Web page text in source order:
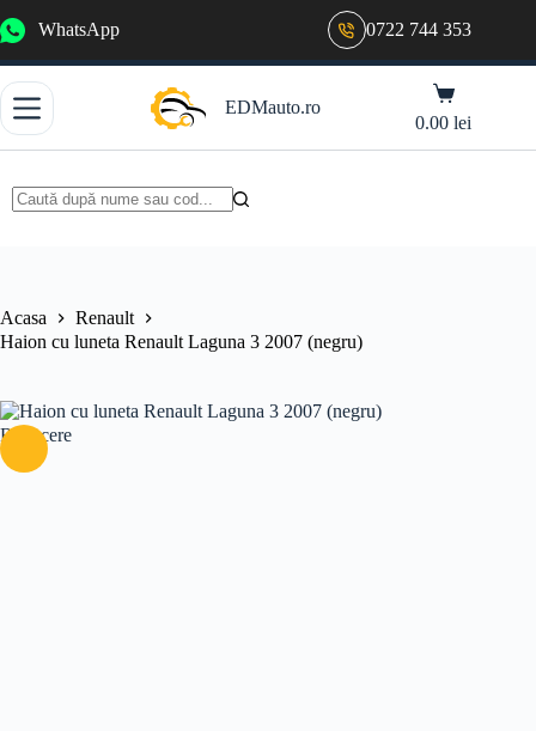
la
WhatsApp 0722 744 353
EDMauto.ro
Coș
de
cumpărături
0.00lei
Acasa
Renault
Haion cu luneta Renault Laguna 3 2007 (negru)
Reducere